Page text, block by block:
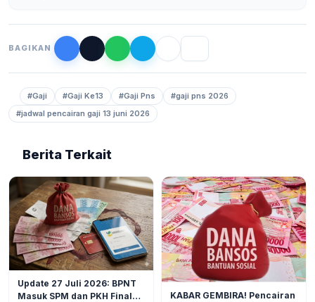
BAGIKAN
#Gaji #Gaji Ke13 #Gaji Pns
#gaji pns 2026
#jadwal pencairan gaji 13 juni 2026
Berita Terkait
Update 27 Juli 2026: BPNT
Masuk SPM dan PKH Final
KABAR GEMBIRA! Pencairan